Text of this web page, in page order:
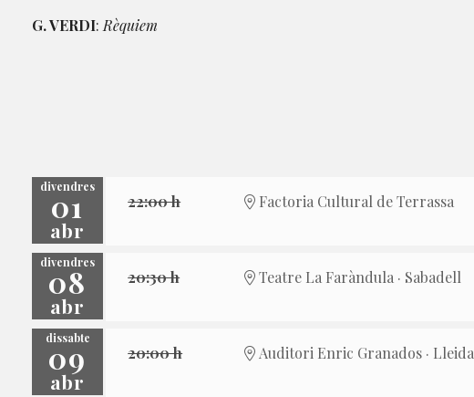
G. VERDI: Rèquiem
divendres
01
abr
22:00 h Factoria Cultural de Terrassa
divendres
08
abr
20:30 h Teatre La Faràndula · Sabadell
dissabte
09
abr
20:00 h Auditori Enric Granados · Lleida